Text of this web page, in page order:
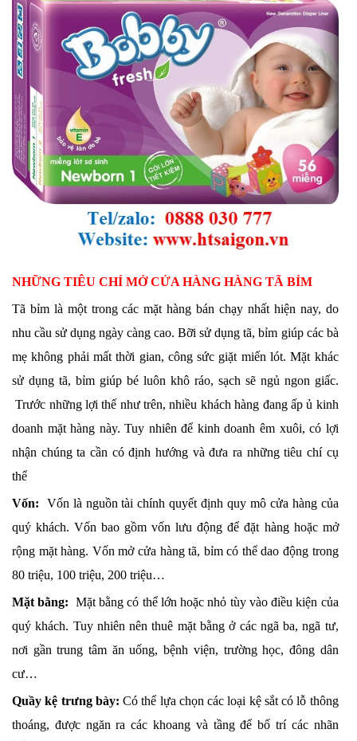
NHỮNG TIÊU CHÍ MỞ CỬA HÀNG HÀNG TÃ BỈM
Tã bỉm là một trong các mặt hàng bán chạy nhất hiện nay, do
nhu cầu sử dụng ngày càng cao. Bỡi sử dụng tã, bỉm giúp các bà
mẹ không phải mất thời gian, công sức giặt miến lót. Mặt khác
sử dụng tã, bỉm giúp bé luôn khô ráo, sạch sẽ ngủ ngon giấc.
Trước những lợi thế như trên, nhiều khách hàng đang ấp ủ kinh
doanh mặt hàng này. Tuy nhiên để kinh doanh êm xuôi, có lợi
nhận chúng ta cần có định hướng và đưa ra những tiêu chí cụ
thể
Vốn: Vốn là nguồn tài chính quyết định quy mô cửa hàng của
quý khách. Vốn bao gồm vốn lưu động để đặt hàng hoặc mở
rộng mặt hàng. Vốn mở cửa hàng tã, bỉm có thể dao động trong
80 triệu, 100 triệu, 200 triệu…
Mặt bằng: Mặt bằng có thể lớn hoặc nhỏ tùy vào điều kiện của
quý khách. Tuy nhiên nên thuê mặt bằng ở các ngã ba, ngã tư,
nơi gần trung tâm ăn uống, bệnh viện, trường học, đông dân
cư…
Quầy kệ trưng bày:Có thể lựa chọn các loại kệ sắt có lỗ thông
thoáng, được ngăn ra các khoang và tầng để bố trí các nhãn